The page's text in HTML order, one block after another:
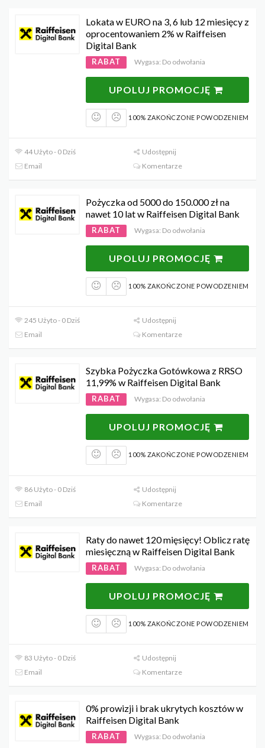
Lokata w EURO na 3, 6 lub 12 miesięcy z
oprocentowaniem 2% w Raiffeisen
Digital Bank
RABAT Wygasa: Do odwołania
UPOLUJ PROMOCJĘ
100% ZAKOŃCZONE POWODZENIEM
44 Użyto - 0 Dziś
Udostępnij
Email
Komentarze
Pożyczka od 5000 do 150.000 zł na
nawet 10 lat w Raiffeisen Digital Bank
RABAT Wygasa: Do odwołania
UPOLUJ PROMOCJĘ
100% ZAKOŃCZONE POWODZENIEM
245 Użyto - 0 Dziś
Udostępnij
Email
Komentarze
Szybka Pożyczka Gotówkowa z RRSO
11,99% w Raiffeisen Digital Bank
RABAT Wygasa: Do odwołania
UPOLUJ PROMOCJĘ
100% ZAKOŃCZONE POWODZENIEM
86 Użyto - 0 Dziś
Udostępnij
Email
Komentarze
Raty do nawet 120 mięsięcy! Oblicz ratę
miesięczną w Raiffeisen Digital Bank
RABAT Wygasa: Do odwołania
UPOLUJ PROMOCJĘ
100% ZAKOŃCZONE POWODZENIEM
83 Użyto - 0 Dziś
Udostępnij
Email
Komentarze
0% prowizji i brak ukrytych kosztów w
Raiffeisen Digital Bank
RABAT Wygasa: Do odwołania